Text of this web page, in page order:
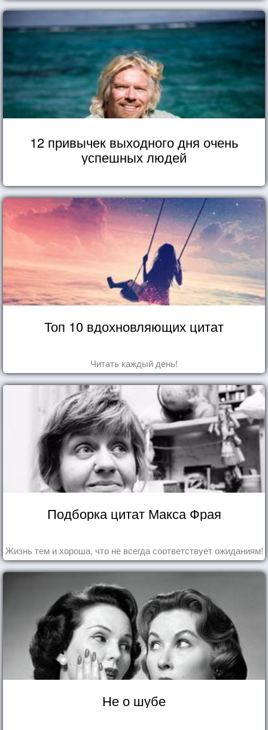
12 привычек выходного дня очень
успешных людей
Топ 10 вдохновляющих цитат
Читать каждый день!
Подборка цитат Макса Фрая
Жизнь тем и хороша, что не всегда соответствует ожиданиям!
Не о шубе